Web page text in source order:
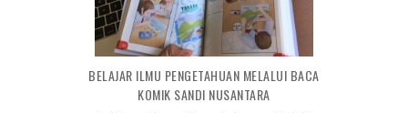
BELAJAR ILMU PENGETAHUAN MELALUI BACA
KOMIK SANDI NUSANTARA